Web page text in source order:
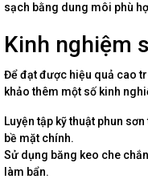
sạch bằng dung môi phù
Kinh nghiệm
Để đạt được hiệu quả cao
khảo thêm một số kinh
Luyện tập kỹ thuật phun
bề mặt chính.
Sử dụng băng keo che
làm bẩn.